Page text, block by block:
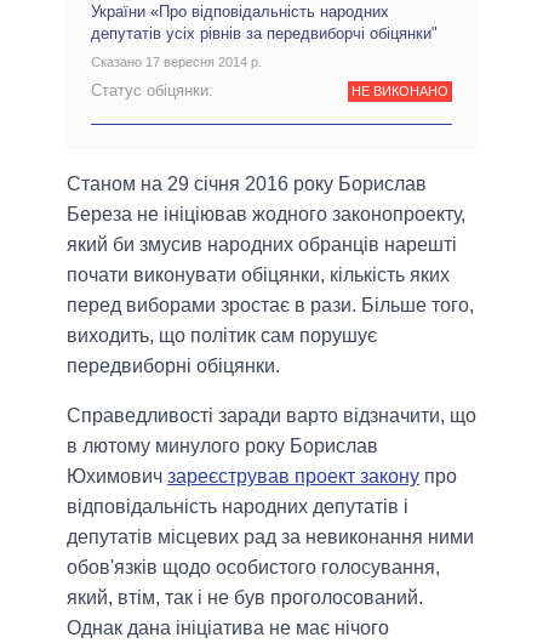
України «Про відповідальність народних
депутатів усіх рівнів за передвиборчі обіцянки"
Сказано 17 вересня 2014 р.
Статус обіцянки: НЕ ВИКОНАНО
Станом на 29 січня 2016 року Борислав
Береза не ініціював жодного законопроекту,
який би змусив народних обранців нарешті
почати виконувати обіцянки, кількість яких
перед виборами зростає в рази. Більше того,
виходить, що політик сам порушує
передвиборні обіцянки.
Справедливості заради варто відзначити, що
в лютому минулого року Борислав
Юхимович зареєстрував проект закону про
відповідальність народних депутатів і
депутатів місцевих рад за невиконання ними
обов'язків щодо особистого голосування,
який, втім, так і не був проголосований.
Однак дана ініціатива не має нічого